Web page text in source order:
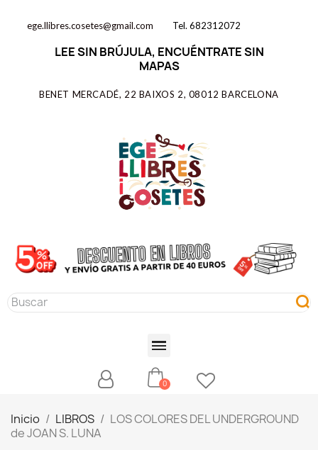
ege.llibres.cosetes@gmail.com Tel. 682312072
LEE SIN BRÚJULA, ENCUÉNTRATE SIN
MAPAS
BENET MERCADÉ, 22 BAIXOS 2, 08012 BARCELONA
Inicio LIBROS
LOS COLORES DEL UNDERGROUND
de JOAN S. LUNA